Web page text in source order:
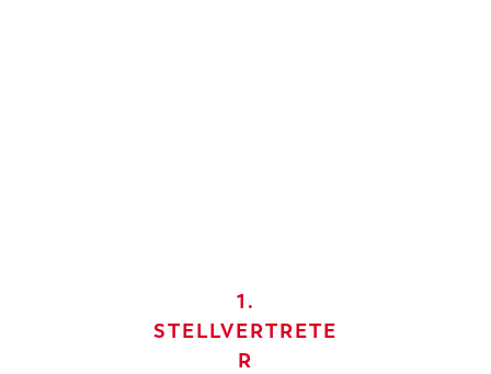
1.
STELLVERTRETE
R